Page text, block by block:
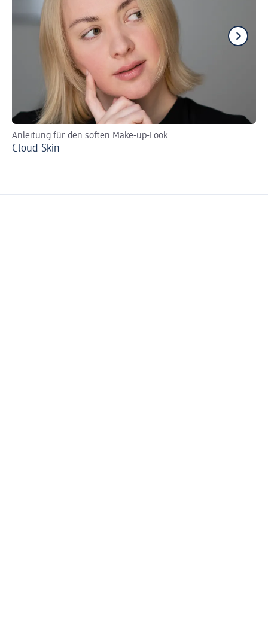
Anleitung für den soften Make-up-Look
Cloud Skin